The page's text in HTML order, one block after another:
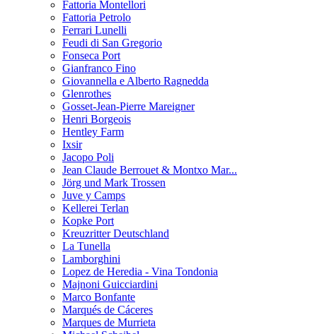
Fattoria Montellori
Fattoria Petrolo
Ferrari Lunelli
Feudi di San Gregorio
Fonseca Port
Gianfranco Fino
Giovannella e Alberto Ragnedda
Glenrothes
Gosset-Jean-Pierre Mareigner
Henri Borgeois
Hentley Farm
Ixsir
Jacopo Poli
Jean Claude Berrouet & Montxo Mar...
Jörg und Mark Trossen
Juve y Camps
Kellerei Terlan
Kopke Port
Kreuzritter Deutschland
La Tunella
Lamborghini
Lopez de Heredia - Vina Tondonia
Majnoni Guicciardini
Marco Bonfante
Marqués de Cáceres
Marques de Murrieta